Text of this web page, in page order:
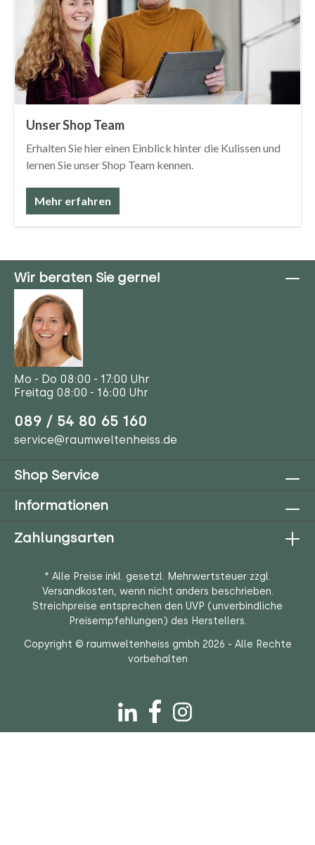
Unser Shop Team
Erhalten Sie hier einen Einblick hinter die Kulissen und
lernen Sie unser Shop Team kennen.
Mehr erfahren
Wir beraten Sie gerne!
Mo - Do 08:00 - 17:00 Uhr
Freitag 08:00 - 16:00 Uhr
089 / 54 80 65 160
service@raumweltenheiss.de
Shop Service
Informationen
Zahlungsarten
* Alle Preise inkl. gesetzl. Mehrwertsteuer zzgl.
Versandkosten, wenn nicht anders beschrieben.
Streichpreise entsprechen den UVP (unverbindliche
Preisempfehlungen) des Herstellers.
Copyright © raumweltenheiss gmbh 2026 - Alle Rechte
vorbehalten